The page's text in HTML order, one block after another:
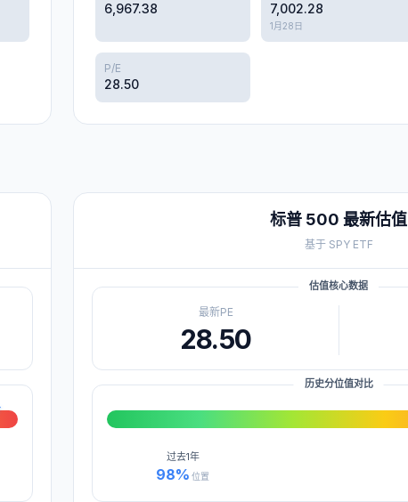
6,967.38 7,002.28
1月28日
P/E
28.50
标普 500 最新估值
基于 SPY ETF
估值核心数据
最新PE
28.50
历史分位值对比
过去1年
98% 位置